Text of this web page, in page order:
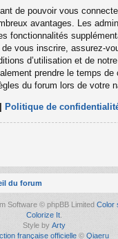
de pouvoir vous
avantages. Les
fonctionnalités
vous inscrire, assurez-
d’utilisation et de
prendre le temps de
du forum lors de votre
Politique de
du forum
Software © phpBB Limited Color
Colorize It.
Style by Arty
française officielle © Qiaeru